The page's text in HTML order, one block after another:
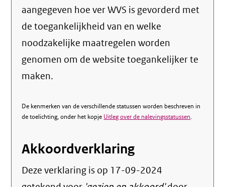
aangegeven hoe ver WVS is gevorderd met
de toegankelijkheid van en welke
noodzakelijke maatregelen worden
genomen om de website toegankelijker te
maken.
De kenmerken van de verschillende statussen worden beschreven in
de toelichting, onder het kopje Uitleg over de nalevingsstatussen.
Akkoordverklaring
Deze verklaring is op 17-09-2024